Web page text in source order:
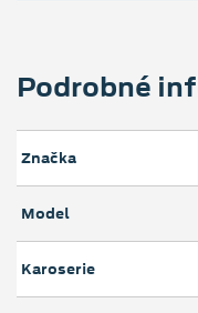
Podrobné
Značka
Model
Karoserie